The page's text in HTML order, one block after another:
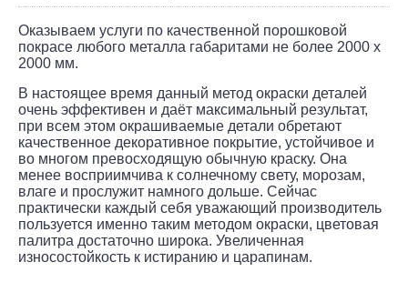
Оказываем услуги по качественной порошковой
покрасе любого металла габаритами не более 2000 х
2000 мм.
В настоящее время данный метод окраски деталей
очень эффективен и даёт максимальный результат,
при всем этом окрашиваемые детали обретают
качественное декоративное покрытие, устойчивое и
во многом превосходящую обычную краску. Она
менее восприимчива к солнечному свету, морозам,
влаге и прослужит намного дольше. Сейчас
практически каждый себя уважающий производитель
пользуется именно таким методом окраски, цветовая
палитра достаточно широка. Увеличенная
износостойкость к истиранию и царапинам.